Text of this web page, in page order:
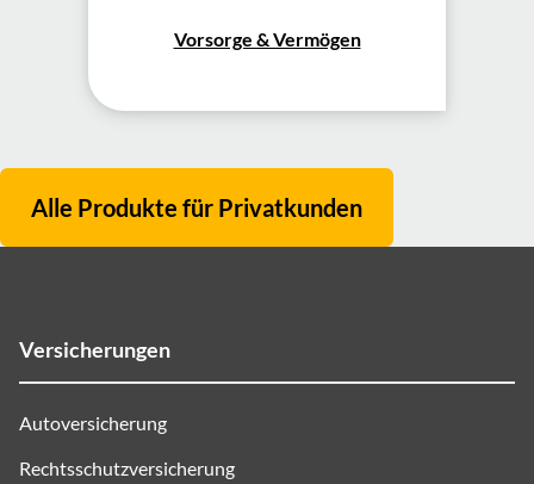
Vorsorge & Vermögen
Alle Produkte für Privatkunden
Versicherungen
Autoversicherung
Rechtsschutzversicherung